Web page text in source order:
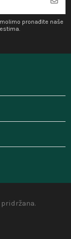
pronađite naše